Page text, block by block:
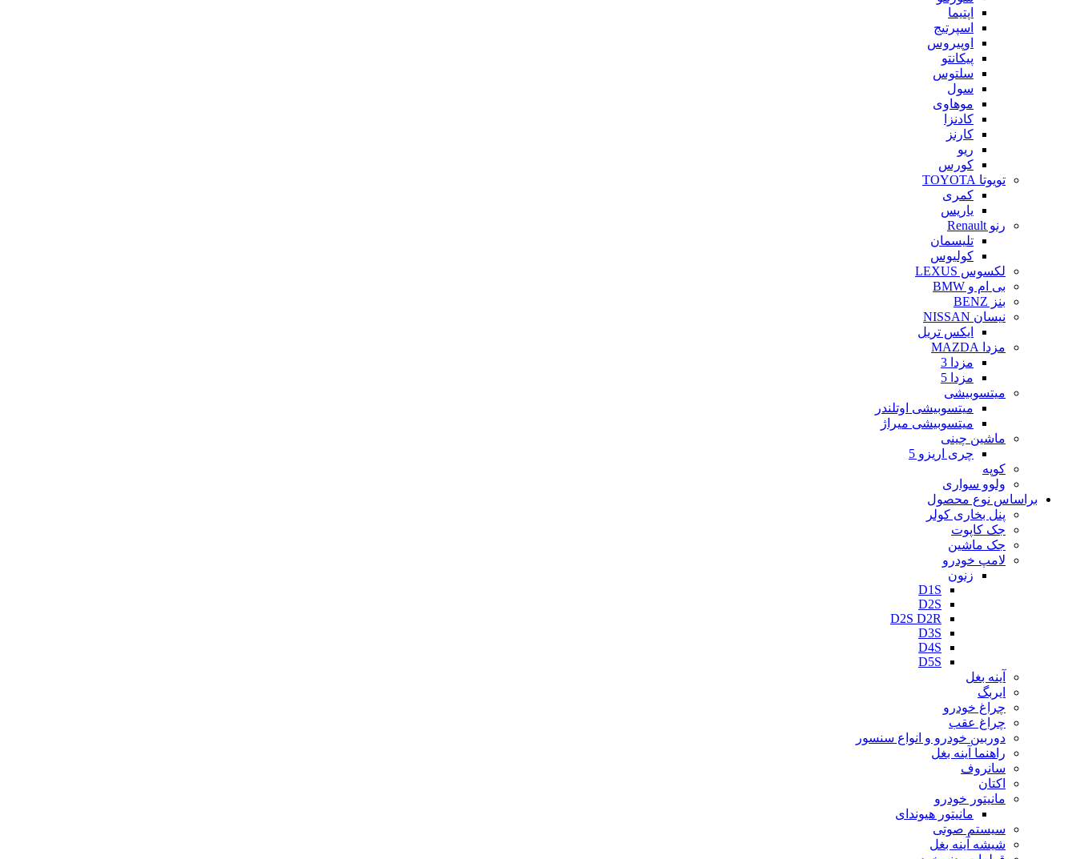
اپتیما
اسپرتیج
اوپیروس
پیکانتو
سلتوس
سول
موهاوی
کادنزا
کارنز
ریو
کورس
تویوتا TOYOTA
کمری
یاریس
رنو Renault
تلیسمان
کولیوس
لکسوس LEXUS
بی ام و BMW
بنز BENZ
نیسان NISSAN
ایکس تریل
مزدا MAZDA
مزدا 3
مزدا 5
میتسوبیشی
میتسوبیشی اوتلندر
میتسوبیشی میراژ
ماشین چینی
چری اریزو 5
کوپه
ولوو سواری
براساس نوع محصول
پنل بخاری کولر
جک کاپوت
جک ماشین
لامپ خودرو
زنون
D1S
D2S
D2S D2R
D3S
D4S
D5S
آینه بغل
ایربگ
چراغ خودرو
چراغ عقب
دوربین خودرو و انواع سنسور
راهنما آینه بغل
سانروف
اکتان
مانیتور خودرو
مانیتور هیوندای
سیستم صوتی
شیشه آینه بغل